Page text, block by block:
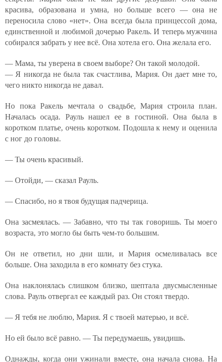
красива, образована и умна, но больше всего — она не
переносила слово «нет». Она всегда была принцессой дома,
единственной и любимой дочерью Ракель. И теперь мужчина
собирался забрать у нее всё. Она хотела его. Она желала его.
— Мама, ты уверена в своем выборе? Он такой молодой.
— Я никогда не была так счастлива, Мария. Он дает мне то,
чего никто никогда не давал.
Но пока Ракель мечтала о свадьбе, Мария строила план.
Началась осада. Рауль нашел ее в гостиной. Она была в
коротком платье, очень коротком. Подошла к нему и оценила
с ног до головы.
— Ты очень красивый.
— Отойди, — сказал Рауль.
— Спасибо, но я твоя будущая падчерица.
Она засмеялась. — Забавно, что ты так говоришь. Ты моего
возраста, это могло бы быть чем-то большим.
Он не ответил, но дни шли, и Мария осмеливалась все
больше. Она заходила в его комнату без стука.
Она наклонялась слишком близко, шептала двусмысленные
слова. Рауль отвергал ее каждый раз. Он стоял твердо.
— Я тебя не люблю, Мария. Я с твоей матерью, и всё.
Но ей было всё равно. — Ты передумаешь, увидишь.
Однажды, когда они ужинали вместе, она начала снова. На